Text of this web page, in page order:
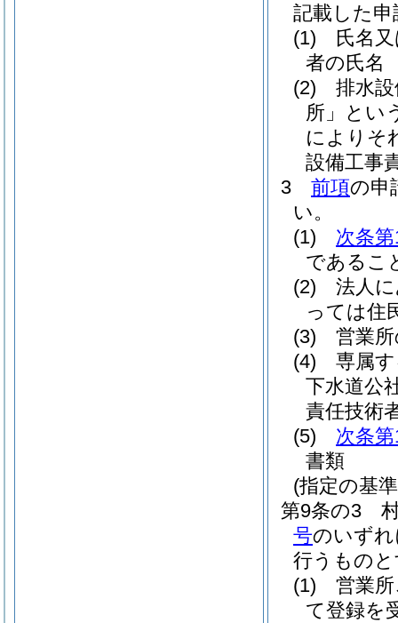
記載した
(1)
氏名
者の氏名
(2)
排水
所」とい
によりそ
設備工事
3
前項の申
い。
(1)
次条
であるこ
(2)
法人
っては住
(3)
営業
(4)
専属
下水道公
責任技術
(5)
次条
書類
(指定の基
第9条の3
号のいず
行うもの
(1)
営業
て登録を